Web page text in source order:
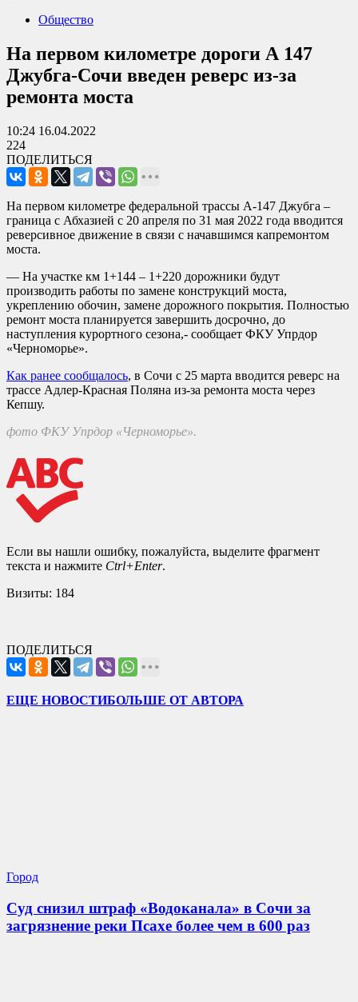
Общество
На первом километре дороги А 147
Джубга-Сочи введен реверс из-за
ремонта моста
10:24 16.04.2022
224
ПОДЕЛИТЬСЯ
На первом километре федеральной трассы А-147 Джубга –
граница с Абхазией с 20 апреля по 31 мая 2022 года вводится
реверсивное движение в связи с начавшимся капремонтом
моста.
— На участке км 1+144 – 1+220 дорожники будут
производить работы по замене конструкций моста,
укреплению обочин, замене дорожного покрытия. Полностью
ремонт моста планируется завершить досрочно, до
наступления курортного сезона,- сообщает ФКУ Упрдор
«Черноморье».
Как ранее сообщалось, в Сочи с 25 марта вводится реверс на
трассе Адлер-Красная Поляна из-за ремонта моста через
Кепшу.
фото ФКУ Упрдор «Черноморье».
Если вы нашли ошибку, пожалуйста, выделите фрагмент
текста и нажмите Ctrl+Enter.
Визиты: 184
ПОДЕЛИТЬСЯ
ЕЩЕ НОВОСТИБОЛЬШЕ ОТ АВТОРА
Город
Суд снизил штраф «Водоканала» в Сочи за
загрязнение реки Псахе более чем в 600 раз